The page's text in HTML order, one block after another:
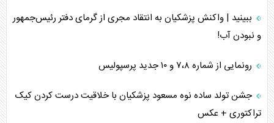
ببینید | واکنش پزشکیان به انتقاد مجری از گرمای دفتر رئیس‌جمهور
و نبودن آب!
رونمایی از شماره ۷،۸ و ۱۰ جدید پرسپولیس
جشن تولد ساده نوه مسعود پزشکیان با خلاقیت درست کردن کیک
تراکتوری + عکس